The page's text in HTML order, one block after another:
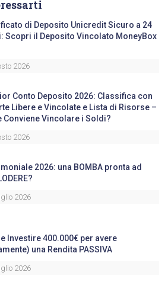
di Deposito Unicredit Sicuro a 24
Scopri il Deposito Vincolato MoneyBox
2026
Conto Deposito 2026: Classifica con
Libere e Vincolate e Lista di Risorse –
Conviene Vincolare i Soldi?
2026
2026: una BOMBA pronta ad
2026
Investire 400.000€ per avere
una Rendita PASSIVA
2026